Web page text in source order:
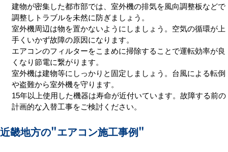
建物が密集した都市部では、室外機の排気を風向調整板などで
調整しトラブルを未然に防ぎましょう。
室外機周辺は物を置かないようにしましょう。空気の循環が上
手くいかず故障の原因になります。
エアコンのフィルターをこまめに掃除することで運転効率が良
くなり節電に繋がります。
室外機は建物等にしっかりと固定しましょう。台風による転倒
や盗難から室外機を守ります。
15年以上使用した機器は寿命が近付いています。故障する前の
計画的な入替工事をご検討ください。
近畿地方の"エアコン施工事例"